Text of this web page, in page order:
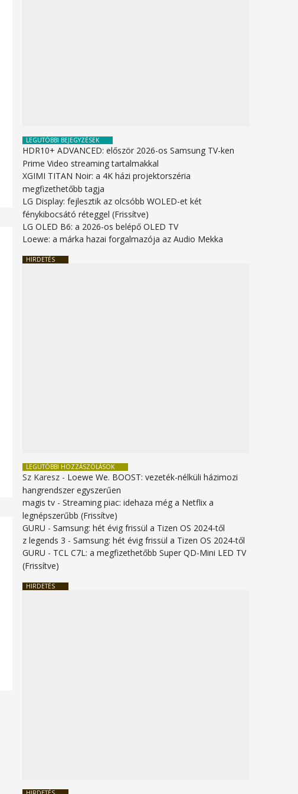
LEGUTÓBBI BEJEGYZÉSEK
HDR10+ ADVANCED: először 2026-os Samsung TV-ken
Prime Video streaming tartalmakkal
XGIMI TITAN Noir: a 4K házi projektorszéria
megfizethetőbb tagja
LG Display: fejlesztik az olcsóbb WOLED-et két
fénykibocsátó réteggel (Frissítve)
LG OLED B6: a 2026-os belépő OLED TV
Loewe: a márka hazai forgalmazója az Audio Mekka
HIRDETÉS
LEGUTÓBBI HOZZÁSZÓLÁSOK
Sz Karesz - Loewe We. BOOST: vezeték-nélküli házimozi
hangrendszer egyszerűen
magis tv -Streaming piac: idehaza még a Netflix a
legnépszerűbb (Frissítve)
GURU -Samsung: hét évig frissül a Tizen OS 2024-től
z legends 3 -Samsung: hét évig frissül a Tizen OS 2024-től
GURU - TCL C7L: a megfizethetőbb Super QD-Mini LED TV
(Frissítve)
HIRDETÉS